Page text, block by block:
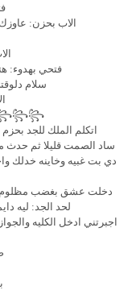
الاب بحزن:
فتحي بهدوء:
سلام
اتكلم الملك للجد
ساد الصمت قليلا ثم حدث
دي بت غبيه وخاينه خدلك
دخلت عشق بغضب مظلوم :
لحد الجد: ليه
اجبرتني ادخل الكليه